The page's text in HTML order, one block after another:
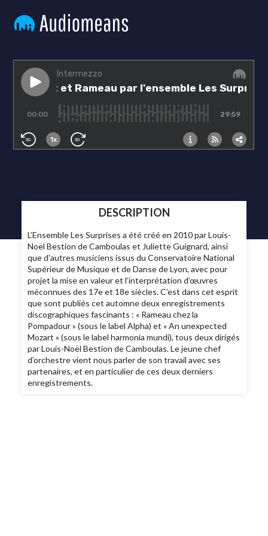
DESCRIPTION
L’Ensemble Les Surprises a été créé en 2010 par Louis-
Noël Bestion de Camboulas et Juliette Guignard, ainsi
que d’autres musiciens issus du Conservatoire National
Supérieur de Musique et de Danse de Lyon, avec pour
projet la mise en valeur et l’interprétation d’œuvres
méconnues des 17e et 18e siècles. C’est dans cet esprit
que sont publiés cet automne deux enregistrements
discographiques fascinants : « Rameau chez la
Pompadour » (sous le label Alpha) et « An unexpected
Mozart » (sous le label harmonia mundi), tous deux dirigés
par Louis-Noël Bestion de Camboulas. Le jeune chef
d’orchestre vient nous parler de son travail avec ses
partenaires, et en particulier de ces deux derniers
enregistrements.